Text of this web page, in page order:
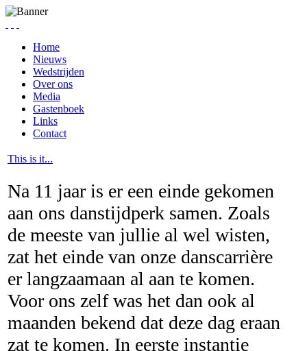
Home
Nieuws
Wedstrijden
Over ons
Media
Gastenboek
Links
Contact
This is it...
Na 11 jaar is er een einde gekomen
aan ons danstijdperk samen. Zoals
de meeste van jullie al wel wisten,
zat het einde van onze danscarrière
er langzaamaan al aan te komen.
Voor ons zelf was het dan ook al
maanden bekend dat deze dag eraan
zat te komen. In eerste instantie